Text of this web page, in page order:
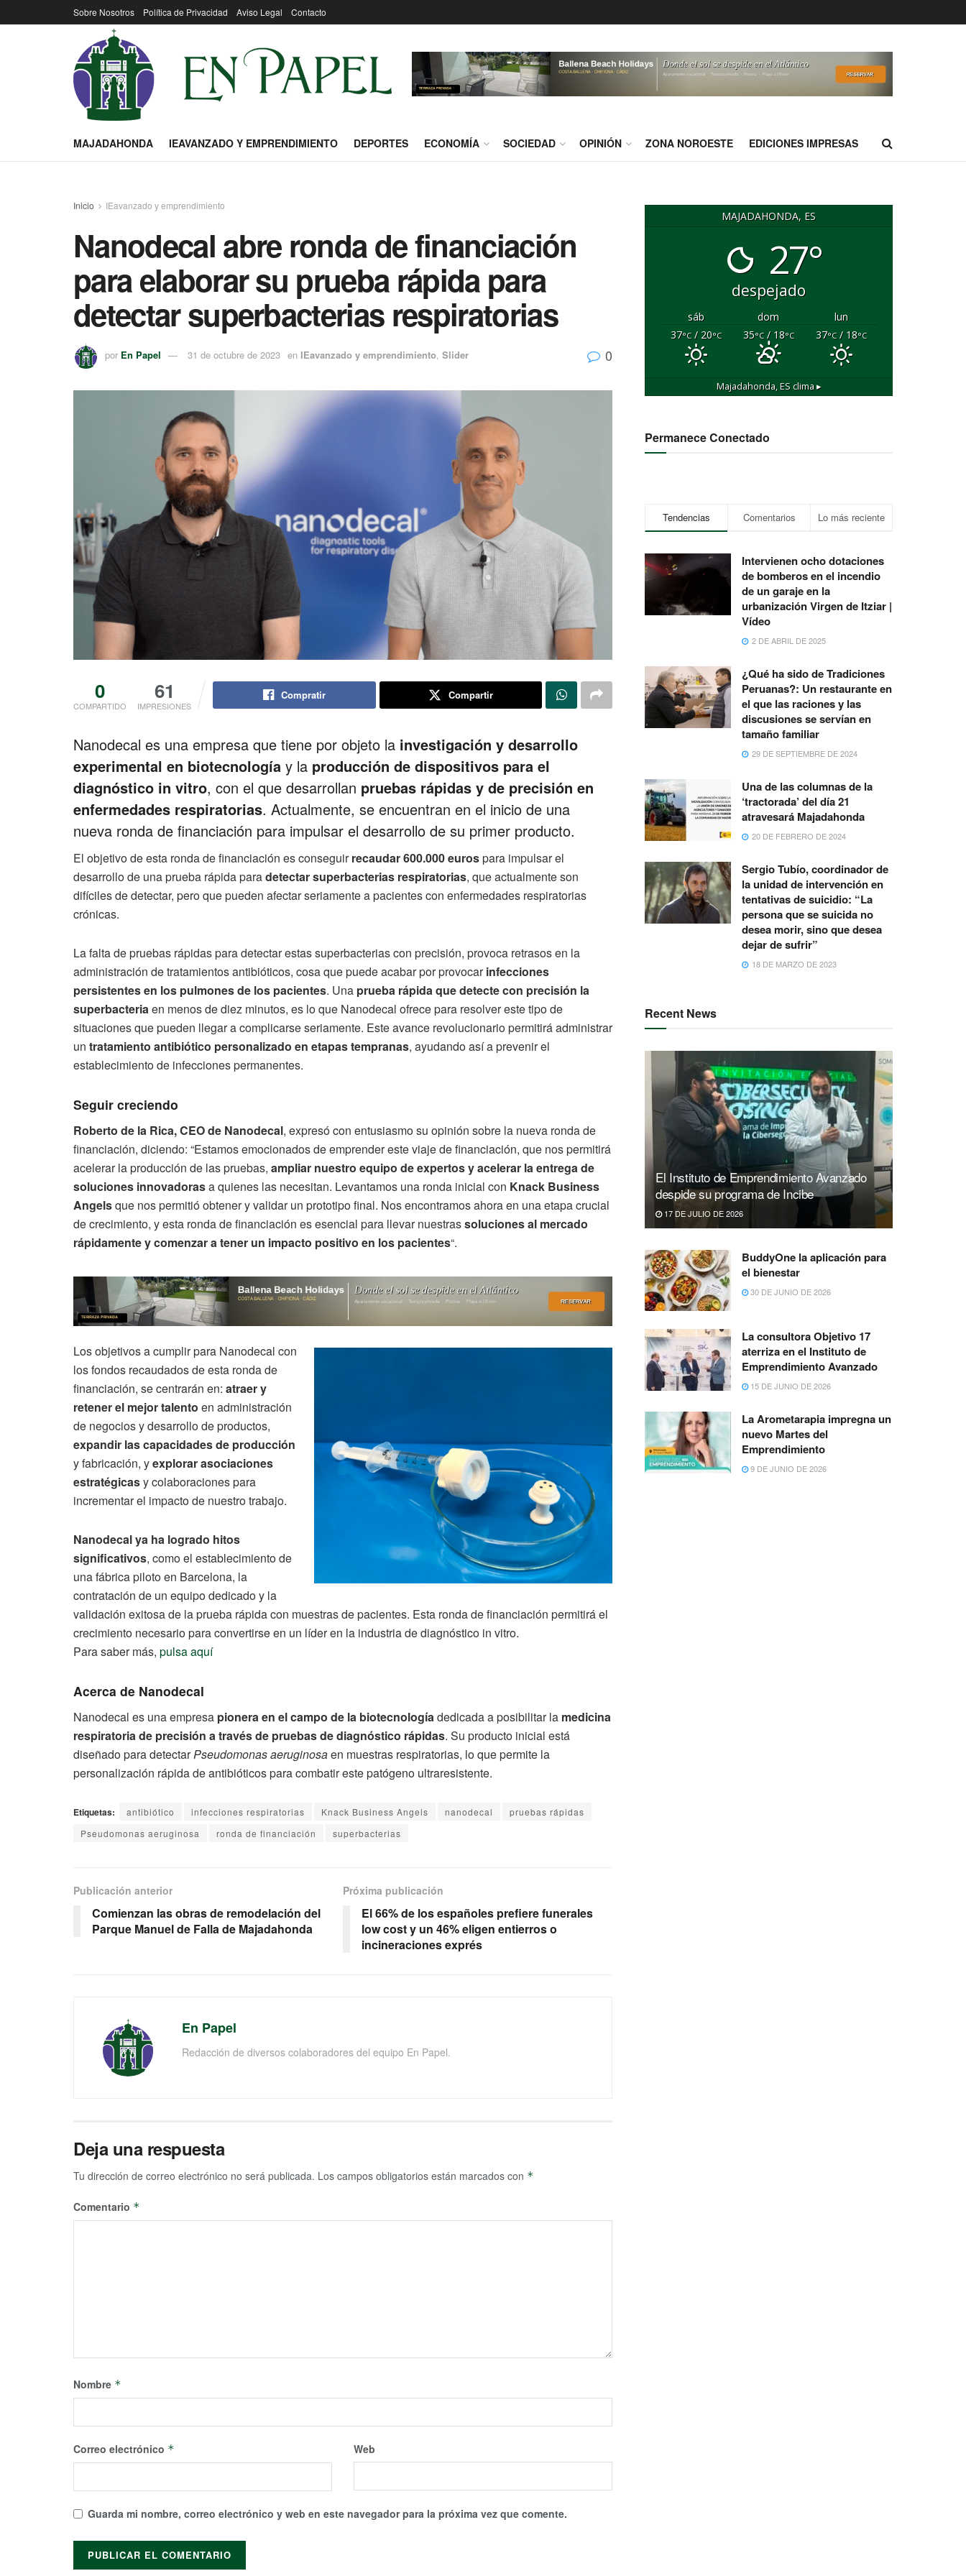
Sobre Nosotros Política de Privacidad Aviso Legal Contacto
MAJADAHONDA IEAVANZADO Y EMPRENDIMIENTO DEPORTES ECONOMÍA SOCIEDAD OPINIÓN ZONA NOROESTE EDICIONES IMPRESAS
Inicio IEavanzado y emprendimiento
Nanodecal abre ronda de financiación
para elaborar su prueba rápida para
detectar superbacterias respiratorias
por En Papel 31 de octubre de 2023 en IEavanzado y emprendimiento, Slider 0
0
COMPARTIDO
61
IMPRESIONES
Compratir Compartir
Nanodecal es una empresa que tiene por objeto la investigación y desarrollo
experimental en biotecnología y la producción de dispositivos para el
diagnóstico in vitro, con el que desarrollan pruebas rápidas y de precisión en
enfermedades respiratorias. Actualmente, se encuentran en el inicio de una
nueva ronda de financiación para impulsar el desarrollo de su primer producto.
El objetivo de esta ronda de financiación es conseguirrecaudar 600.000 eurospara impulsar el
desarrollo de una prueba rápida paradetectar superbacterias respiratorias, que actualmente son
difíciles de detectar, pero que pueden afectar seriamente a pacientes con enfermedades respiratorias
crónicas.
La falta de pruebas rápidas para detectar estas superbacterias con precisión, provoca retrasos en la
administración de tratamientos antibióticos, cosa que puede acabar por provocarinfecciones
persistentes en los pulmones de los pacientes. Una prueba rápida que detecte con precisión la
superbacteriaen menos de diez minutos, es lo que Nanodecal ofrece para resolver este tipo de
situaciones que pueden llegar a complicarse seriamente. Este avance revolucionario permitirá administrar
un tratamiento antibiótico personalizado en etapas tempranas, ayudando así a prevenir el
establecimiento de infecciones permanentes.
Seguir creciendo
Roberto de la Rica, CEO de Nanodecal, expresó con entusiasmo su opinión sobre la nueva ronda de
financiación, diciendo: “Estamos emocionados de emprender este viaje de financiación, que nos permitirá
acelerar la producción de las pruebas, ampliar nuestro equipo de expertos y acelerar la entrega de
soluciones innovadorasa quienes las necesitan. Levantamos una ronda inicial con Knack Business
Angelsque nos permitió obtener y validar un prototipo final. Nos encontramos ahora en una etapa crucial
de crecimiento, y esta ronda de financiación es esencial para llevar nuestrassoluciones al mercado
rápidamente y comenzar a tener un impacto positivo en los pacientes“.
Los objetivos a cumplir para Nanodecal con
los fondos recaudados de esta ronda de
financiación, se centrarán en: atraer y
retener el mejor talento en administración
de negocios y desarrollo de productos,
expandir las capacidades de producción
y fabricación, yexplorar asociaciones
estratégicasy colaboraciones para
incrementar el impacto de nuestro trabajo.
Nanodecal ya ha logrado hitos
significativos, como el establecimiento de
una fábrica piloto en Barcelona, la
contratación de un equipo dedicado y la
validación exitosa de la prueba rápida con muestras de pacientes. Esta ronda de financiación permitirá el
crecimiento necesario para convertirse en un líder en la industria de diagnóstico in vitro.
Para saber más, pulsa aquí
Acerca de Nanodecal
Nanodecal es una empresa pionera en el campo de la biotecnologíadedicada a posibilitar la medicina
respiratoria de precisión a través de pruebas de diagnóstico rápidas. Su producto inicial está
diseñado para detectarPseudomonas aeruginosaen muestras respiratorias, lo que permite la
personalización rápida de antibióticos para combatir este patógeno ultraresistente.
Etiquetas: antibiótico infecciones respiratorias Knack Business Angels nanodecal
pruebas rápidas
Pseudomonas aeruginosa
ronda de financiación superbacterias
Publicación anterior
Comienzan las obras de remodelación del
Parque Manuel de Falla de Majadahonda
Próxima publicación
El 66% de los españoles prefiere funerales
low cost y un 46% eligen entierros o
incineraciones exprés
En Papel
Redacción de diversos colaboradores del equipo En Papel.
Deja una respuesta
Tu dirección de correo electrónico no será publicada. Los campos obligatorios están marcados con *
Comentario *
Nombre *
Correo electrónico * Web
Guarda mi nombre, correo electrónico y web en este navegador para la próxima vez que comente.
MAJADAHONDA, ES
27°
despejado
sáb dom
lun
37°C/ 20°C 35°C/ 18°C 37°C/ 18°C
Majadahonda, ESclima ▸
Permanece Conectado
Tendencias Comentarios Lo más reciente
Intervienen ocho dotaciones
de bomberos en el incendio
de un garaje en la
urbanización Virgen de Itziar |
Vídeo
2 DE ABRIL DE 2025
¿Qué ha sido de Tradiciones
Peruanas?: Un restaurante en
el que las raciones y las
discusiones se servían en
tamaño familiar
29 DE SEPTIEMBRE DE 2024
Una de las columnas de la
‘tractorada’ del día 21
atravesará Majadahonda
20 DE FEBRERO DE 2024
Sergio Tubío, coordinador de
la unidad de intervención en
tentativas de suicidio: “La
persona que se suicida no
desea morir, sino que desea
dejar de sufrir”
18 DE MARZO DE 2023
Recent News
El Instituto de Emprendimiento Avanzado
despide su programa de Incibe
17 DE JULIO DE 2026
BuddyOne la aplicación para
el bienestar
30 DE JUNIO DE 2026
La consultora Objetivo 17
aterriza en el Instituto de
Emprendimiento Avanzado
15 DE JUNIO DE 2026
La Arometarapia impregna un
nuevo Martes del
Emprendimiento
9 DE JUNIO DE 2026